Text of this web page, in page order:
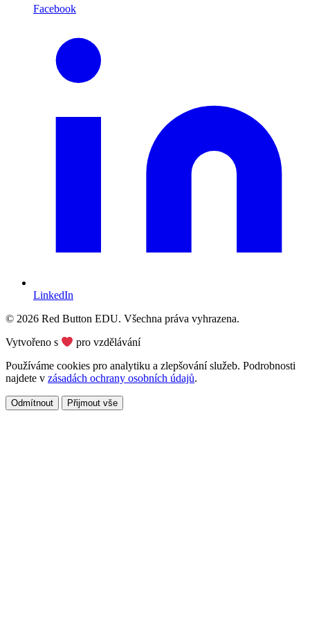
Facebook
LinkedIn
© 2026 Red Button EDU. Všechna práva vyhrazena.
Vytvořeno s
pro vzdělávání
Používáme cookies pro analytiku a zlepšování služeb. Podrobnosti
najdete v zásadách ochrany osobních údajů.
Odmítnout Přijmout vše